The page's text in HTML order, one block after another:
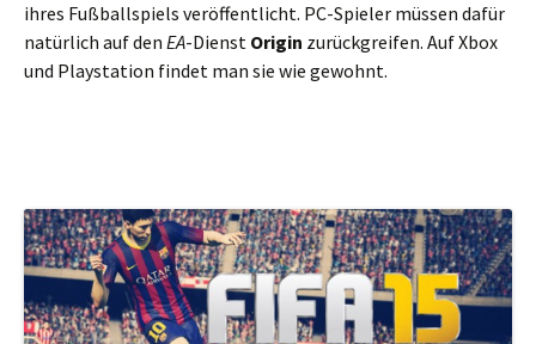
ihres Fußballspiels veröffentlicht. PC-Spieler müssen dafür
natürlich auf den EA-Dienst Origin zurückgreifen. Auf Xbox
und Playstation findet man sie wie gewohnt.